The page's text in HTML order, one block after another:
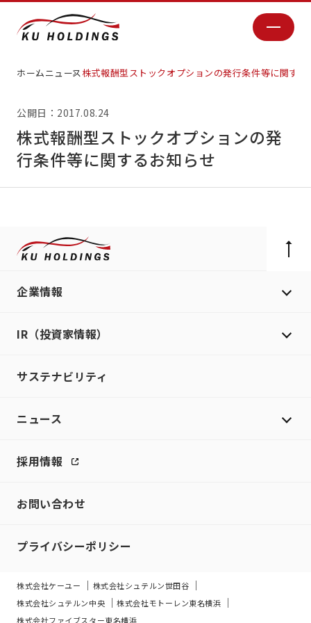
ホームニュース株式報酬型ストックオプションの発行条件等に関する
公開日：2017.08.24
株式報酬型ストックオプションの発
行条件等に関するお知らせ
企業情報
IR（投資家情報）
サステナビリティ
ニュース
採用情報
お問い合わせ
プライバシーポリシー
株式会社ケーユー
株式会社シュテルン世田谷
株式会社シュテルン中央
株式会社モトーレン東名横浜
株式会社ファイブスター東名横浜